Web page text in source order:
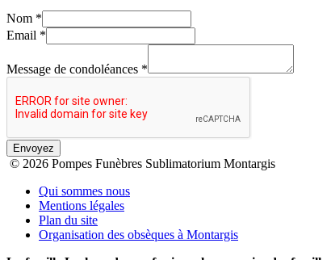
Nom *
Email *
Message de condoléances *
Envoyez
© 2026 Pompes Funèbres Sublimatorium Montargis
Qui sommes nous
Mentions légales
Plan du site
Organisation des obsèques à Montargis